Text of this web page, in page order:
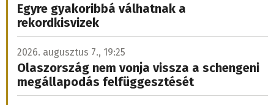
Egyre gyakoribbá válhatnak a
rekordkisvizek
2026. augusztus 7., 19:25
Olaszország nem vonja vissza a schengeni
megállapodás felfüggesztését